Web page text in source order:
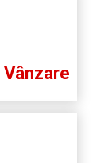
Vânzare